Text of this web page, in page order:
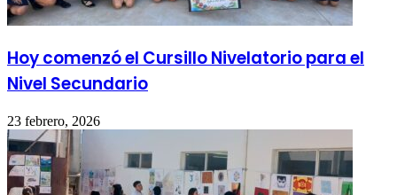
Hoy comenzó el Cursillo Nivelatorio para el
Nivel Secundario
23 febrero, 2026